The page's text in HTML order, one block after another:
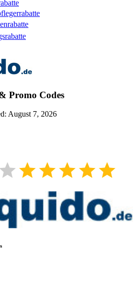
Promo Codes
August 7, 2026